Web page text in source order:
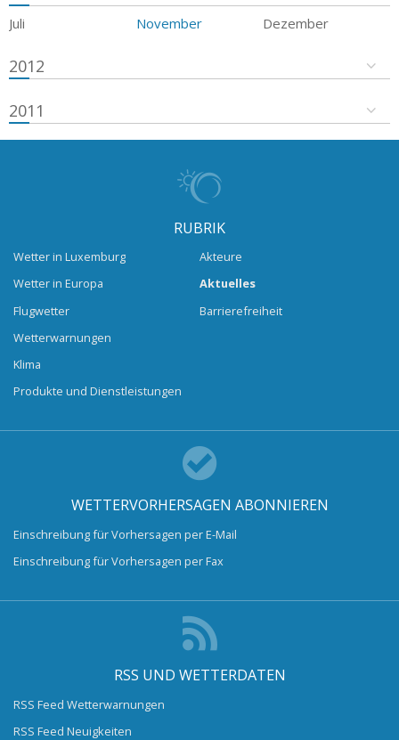
Juli November Dezember
2012
2011
RUBRIK
Wetter in Luxemburg
Wetter in Europa
Flugwetter
Wetterwarnungen
Klima
Produkte und Dienstleistungen
Akteure
Aktuelles
Barrierefreiheit
WETTERVORHERSAGEN ABONNIEREN
Einschreibung für Vorhersagen per E-Mail
Einschreibung für Vorhersagen per Fax
RSS UND WETTERDATEN
RSS Feed Wetterwarnungen
RSS Feed Neuigkeiten